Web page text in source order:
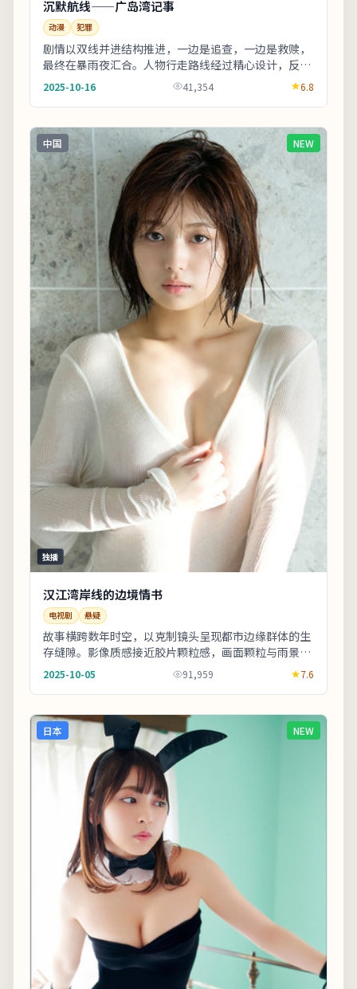
沉默航线——广岛湾记事
动漫 犯罪
剧情以双线并进结构推进，一边是追查，一边是救赎，
最终在暴雨夜汇合。人物行走路线经过精心设计，反复
出现的十字路口象征抉择。影片中出现的地标多为实
景...
2025-10-16 41,354 6.8
中国 NEW
独播
汉江湾岸线的边境情书
电视剧 悬疑
故事横跨数年时空，以克制镜头呈现都市边缘群体的生
存缝隙。影像质感接近胶片颗粒感，画面颗粒与雨景结
合氛围出众。影片中出现的地标多为实景拍摄，旅行
2025-10-05 91,959 7.6
日本 NEW